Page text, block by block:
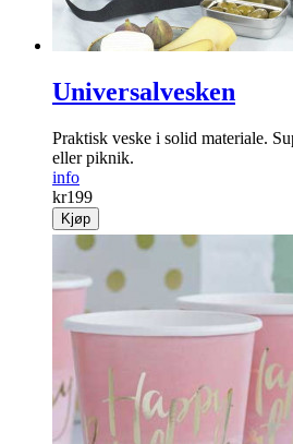
Universalvesken
Praktisk veske i solid materiale.
eller piknik.
info
kr199
Kjøp